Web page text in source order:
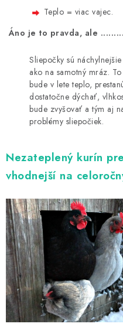
Teplo = viac vajec.
Áno je to pravda, ale .........
Sliepočky sú
ako na samotný mráz.
bude v lete teplo,
dostatočne dýchať,
bude zvyšovať a tým aj
problémy sliepočiek.
Nezateplený kurín
vhodnejší na